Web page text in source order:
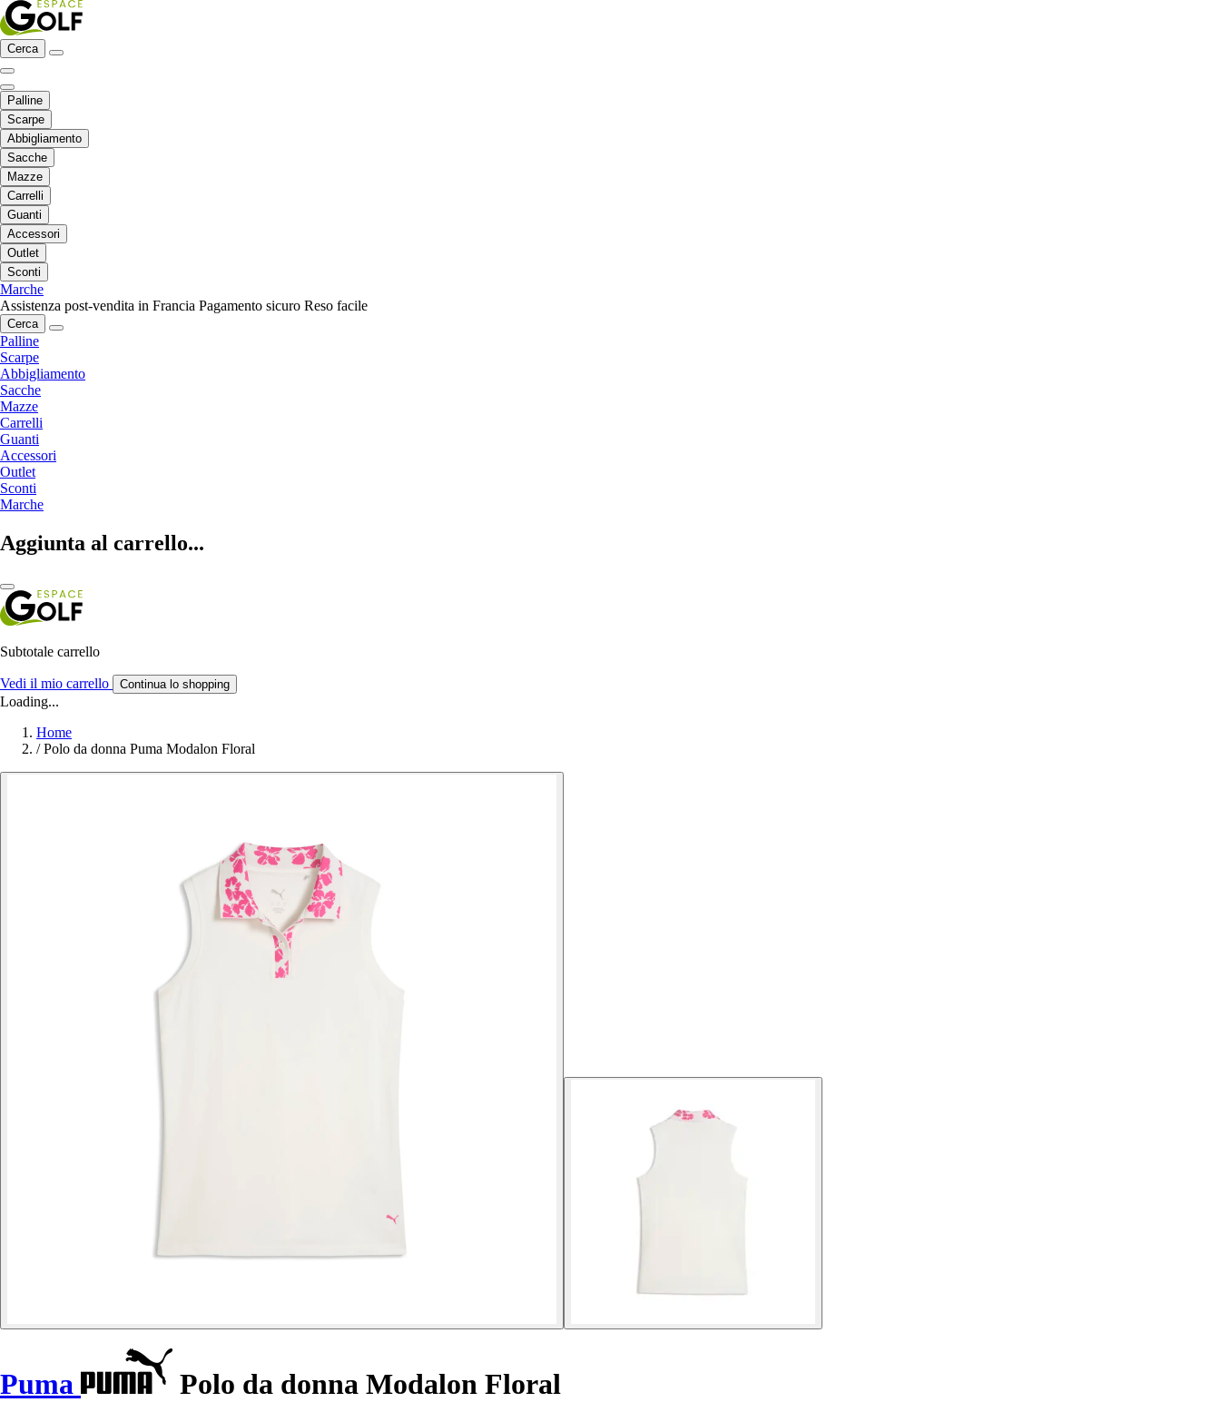
Cerca
Palline
Scarpe
Abbigliamento
Sacche
Mazze
Carrelli
Guanti
Accessori
Outlet
Sconti
Marche
Assistenza post-vendita in Francia Pagamento sicuro Reso facile
Cerca
Palline
Scarpe
Abbigliamento
Sacche
Mazze
Carrelli
Guanti
Accessori
Outlet
Sconti
Marche
Aggiunta al carrello...
Subtotale carrello
Vedi il mio carrello Continua lo shopping
Loading...
Home
/ Polo da donna Puma Modalon Floral
Puma Polo da donna Modalon Floral